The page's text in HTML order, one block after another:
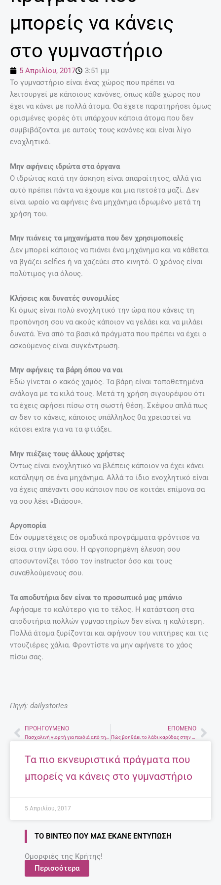
μπορείς να κάνεις
στο γυμναστήριο
5 Απριλίου, 2017
3:51 μμ
Το γυμναστήριο είναι ένας χώρος που πρέπει να
λειτουργεί με κάποιους κανόνες, όπως κάθε χώρος που
έχει να κάνει με πολλά άτομα. Θα έχετε παρατηρήσει όμως
ορισμένες φορές ότι υπάρχουν κάποια άτομα που δεν
συμβιβάζονται με αυτούς τους κανόνες και είναι λίγο
ενοχλητικό.
Μην αφήνεις ιδρώτα στα όργανα
Ο ιδρώτας κατά την άσκηση είναι απαραίτητος, αλλά για
αυτό πρέπει πάντα να έχουμε και μια πετσέτα μαζί. Δεν
είναι ωραίο να αφήνεις ένα μηχάνημα ιδρωμένο μετά τη
χρήση του.
Μην πιάνεις τα μηχανήματα που δεν χρησιμοποιείς
Δεν μπορεί κάποιος να πιάνει ένα μηχάνημα και να κάθεται
να βγάζει selfies ή να χαζεύει στο κινητό. Ο χρόνος είναι
πολύτιμος για όλους.
Κλήσεις και δυνατές συνομιλίες
Κι όμως είναι πολύ ενοχλητικό την ώρα που κάνεις τη
προπόνηση σου να ακούς κάποιον να γελάει και να μιλάει
δυνατά. Ένα από τα βασικά πράγματα που πρέπει να έχει ο
ασκούμενος είναι συγκέντρωση.
Μην αφήνεις τα βάρη όπου να ναι
Εδώ γίνεται ο κακός χαμός. Τα βάρη είναι τοποθετημένα
ανάλογα με τα κιλά τους. Μετά τη χρήση σιγουρέψου ότι
τα έχεις αφήσει πίσω στη σωστή θέση. Σκέψου απλά πως
αν δεν το κάνεις, κάποιος υπάλληλος θα χρειαστεί να
κάτσει extra για να τα φτιάξει.
Μην πιέζεις τους άλλους χρήστες
Όντως είναι ενοχλητικό να βλέπεις κάποιον να έχει κάνει
κατάληψη σε ένα μηχάνημα. Αλλά το ίδιο ενοχλητικό είναι
να έχεις απέναντι σου κάποιον που σε κοιτάει επίμονα σα
να σου λέει «Βιάσου».
Αργοπορία
Εάν συμμετέχεις σε ομαδικά προγράμματα φρόντισε να
είσαι στην ώρα σου. Η αργοπορημένη έλευση σου
αποσυντονίζει τόσο τον instructor όσο και τους
συναθλούμενους σου.
Τα αποδυτήρια δεν είναι το προσωπικό μας μπάνιο
Αφήσαμε το καλύτερο για το τέλος. Η κατάσταση στα
αποδυτήρια πολλών γυμναστηρίων δεν είναι η καλύτερη.
Πολλά άτομα ξυρίζονται και αφήνουν του νιπτήρες και τις
ντουζιέρες χάλια. Φροντίστε να μην αφήνετε το χάος
πίσω σας.
Πηγή: dailystories
PrevΠΡΟΗΓΟΎΜΕΝΟ
Πασχαλινή γιορτή για παιδιά από την Περιφέρεια Κρήτης
ΕΠΌΜΕΝΟ
Πώς βοηθάει το λάδι καρύδας στην τριχόπτωση
Τα πιο εκνευριστικά πράγματα που
μπορείς να κάνεις στο γυμναστήριο
5 Απριλίου, 2017
ΤΟ ΒΊΝΤΕΟ ΠΟΥ ΜΑΣ ΈΚΑΝΕ ΕΝΤΎΠΩΣΗ
Ομορφιές της Κρήτης!
Περισσότερα